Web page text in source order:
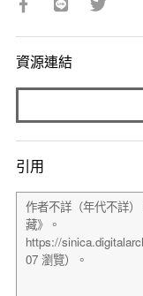
資源連結
引用